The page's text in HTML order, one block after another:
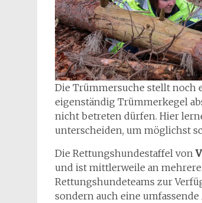
Die Trümmersuche stellt noch
eigenständig Trümmerkegel
nicht betreten dürfen. Hier
unterscheiden, um möglichst
Die Rettungshundestaffel von
und ist mittlerweile an
Rettungshundeteams zur
sondern auch eine